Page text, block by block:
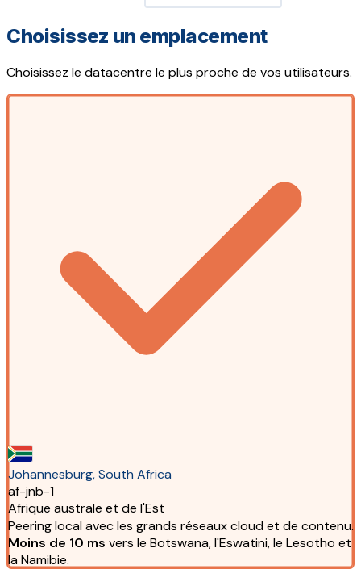
Choisissez un emplacement
Choisissez le datacentre le plus proche de vos utilisateurs.
Johannesburg, South Africa
af-jnb-1
Afrique australe et de l'Est
Peering local avec les grands réseaux cloud et de contenu.
Moins de 10 ms vers le Botswana, l'Eswatini, le Lesotho et
la Namibie.